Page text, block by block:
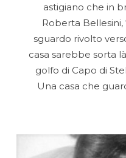
astigiano che in
Roberta
sguardo rivolto
casa sarebbe sorta
golfo di Capo di
Una casa che